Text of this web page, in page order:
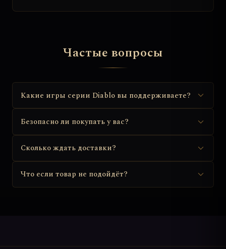
Частые вопросы
Какие игры серии Diablo вы поддерживаете?
Безопасно ли покупать у вас?
Сколько ждать доставки?
Что если товар не подойдёт?